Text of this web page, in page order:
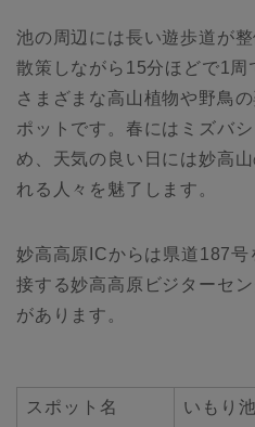
池の周辺には長い遊歩道が
散策しながら15分ほどで1周
さまざまな高山植物や野鳥
ポットです。春にはミズバ
め、天気の良い日には妙高
れる人々を魅了します。
妙高高原ICからは県道187
接する妙高高原ビジターセ
があります。
スポット名 いもり池